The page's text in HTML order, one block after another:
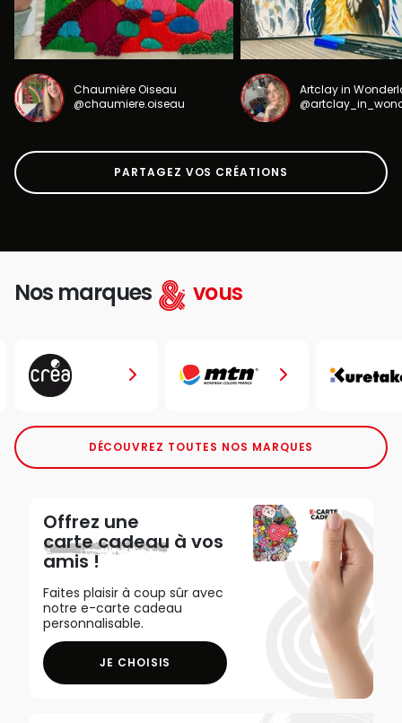
Chaumière Oiseau
@chaumiere.oiseau
Artclay in
PARTAGEZ VOS CRÉATIONS
Nos marques vous
DÉCOUVREZ TOUTES NOS MARQUES
Offrez une
carte cadeau à vos
amis !
Faites plaisir à coup sûr avec
notre e-carte cadeau
personnalisable.
JE CHOISIS